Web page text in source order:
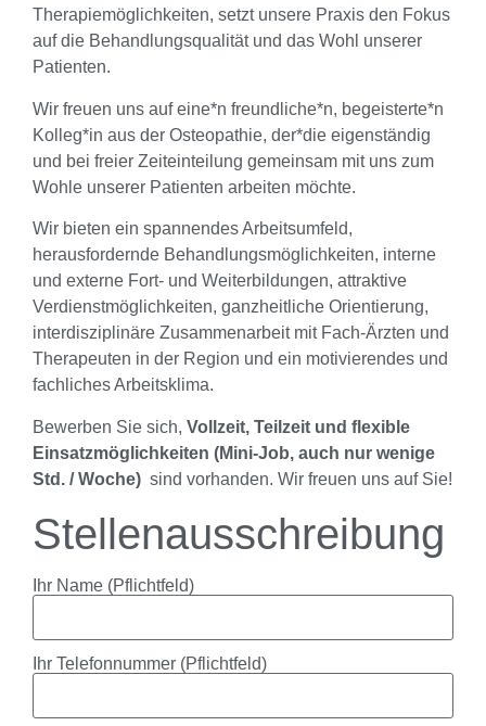
Therapiemöglichkeiten, setzt unsere Praxis den Fokus
auf die Behandlungsqualität und das Wohl unserer
Patienten.
Wir freuen uns auf eine*n freundliche*n, begeisterte*n
Kolleg*in aus der Osteopathie, der*die eigenständig
und bei freier Zeiteinteilung gemeinsam mit uns zum
Wohle unserer Patienten arbeiten möchte.
Wir bieten ein spannendes Arbeitsumfeld,
herausfordernde Behandlungsmöglichkeiten, interne
und externe Fort- und Weiterbildungen, attraktive
Verdienstmöglichkeiten, ganzheitliche Orientierung,
interdisziplinäre Zusammenarbeit mit Fach-Ärzten und
Therapeuten in der Region und ein motivierendes und
fachliches Arbeitsklima.
Bewerben Sie sich, Vollzeit, Teilzeit und flexible
Einsatzmöglichkeiten (Mini-Job, auch nur wenige
Std. / Woche) sind vorhanden. Wir freuen uns auf Sie!
Stellenausschreibung
Ihr Name (Pflichtfeld)
Ihr Telefonnummer (Pflichtfeld)